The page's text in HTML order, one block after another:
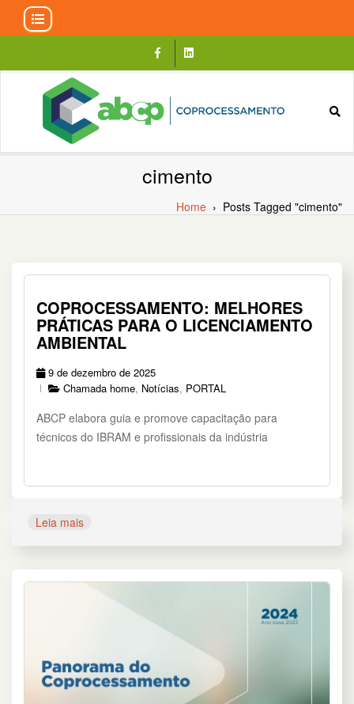
content
cimento
Home › Posts Tagged "cimento"
COPROCESSAMENTO: MELHORES
PRÁTICAS PARA O LICENCIAMENTO
AMBIENTAL
9 de dezembro de 2025
Chamada home, Notícias, PORTAL
ABCP elabora guia e promove capacitação para
técnicos do IBRAM e profissionais da indústria
Leia mais